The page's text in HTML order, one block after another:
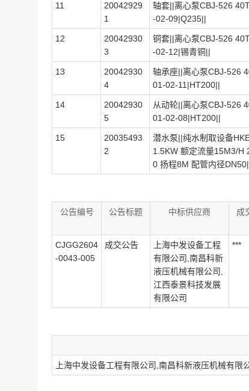
11
20042929
1
轴套||离心泵CBJ-526
-02-09|Q235||
12
20042930
3
铜套||离心泵CBJ-526
-02-12|锡青铜||
13
20042930
4
轴承座||离心泵CBJ-526
01-02-11|HT200||
14
20042930
5
从动轮||离心泵CBJ-526
01-02-08|HT200||
15
20035493
2
潜水泵||纯水制取设备
1.5KW 额定流量15M3/H
0 扬程8M 配管内径
公告编号 公告标题 中标供应商 成
CJGG2604
-0043-005
成交公告
上海中发设备工程
有限公司,南昌科新
液压机械有限公司,
江西泰景科技发展
有限公司
***
上海中发设备工程有限公司,南昌科新液压机械有限